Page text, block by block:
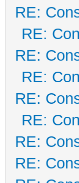
RE:
RE:
RE:
RE:
RE:
RE:
RE:
RE: